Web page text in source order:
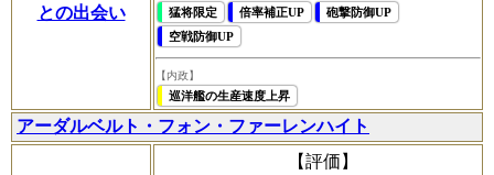
との出会い
猛将限定 倍率補正UP
砲撃防御UP
空戦防御UP
【内政】
巡洋艦の生産速度上昇
アーダルベルト・フォン・ファーレンハイト
【評価】